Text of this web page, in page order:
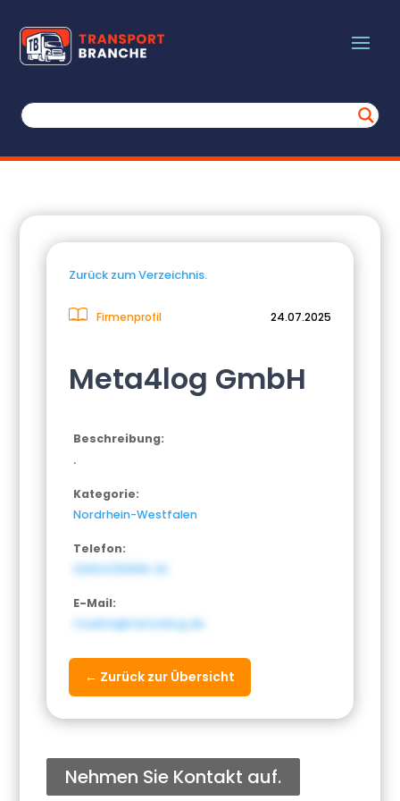
Zurück zum Verzeichnis.
Firmenprofil 24.07.2025
Meta4log GmbH
Beschreibung:
.
Kategorie:
Nordrhein-Westfalen
Telefon:
02054/93938-20
E-Mail:
t.kullick@meta4log.de
← Zurück zur Übersicht
Nehmen Sie Kontakt auf.